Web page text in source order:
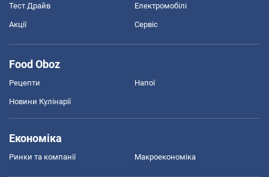
Тест Драйв Електромобілі
Акції Сервіс
Food Oboz
Рецепти Напої
Новини Кулінарії
Економіка
Ринки та компанії Макроекономіка